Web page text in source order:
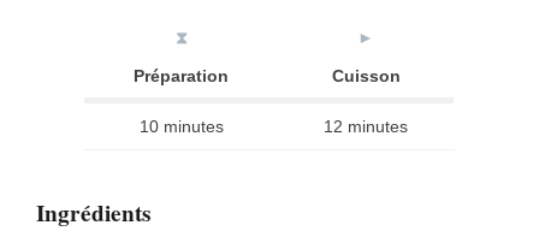
⧗
Préparation
►
Cuisson
10 minutes 12 minutes
Ingrédients